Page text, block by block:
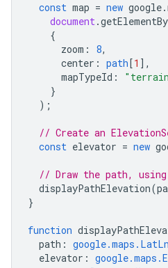
const map = new google.
document.
{
zoom : 8,
center : path [1 ],
mapTypeId :
}
);
// Create an
const elevator = new
// Draw the path,
displayPathElevation(
}
function
path :
elevator :